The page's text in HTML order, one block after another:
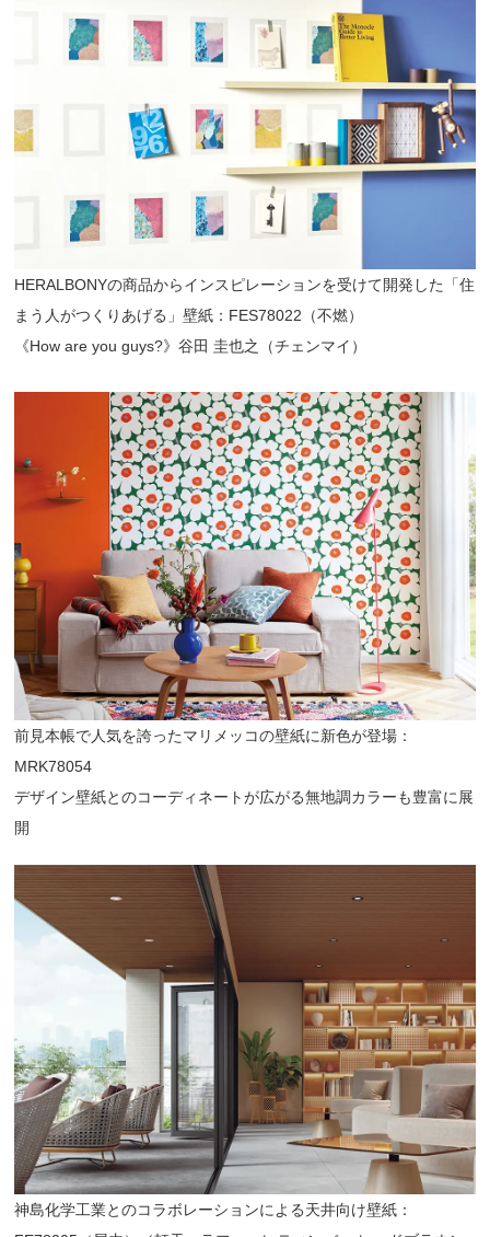
HERALBONYの商品からインスピレーションを受けて開発した「住
まう人がつくりあげる」壁紙：FES78022（不燃）
《How are you guys?》谷田 圭也之（チェンマイ）
前見本帳で人気を誇ったマリメッコの壁紙に新色が登場：
MRK78054
デザイン壁紙とのコーディネートが広がる無地調カラーも豊富に展
開
神島化学工業とのコラボレーションによる天井向け壁紙：